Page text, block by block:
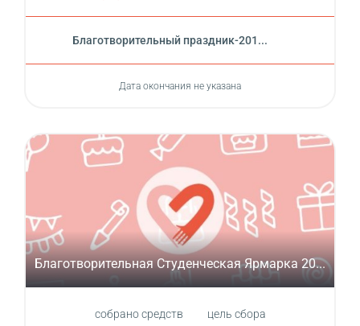
Благотворительный праздник-201...
Дата окончания не указана
Благотворительная Студенческая Ярмарка 20...
собрано средств цель сбора